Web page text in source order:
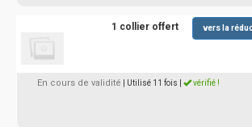
1 collier offert vers la
En cours de validité | Utilisé 11 fois vérifié !